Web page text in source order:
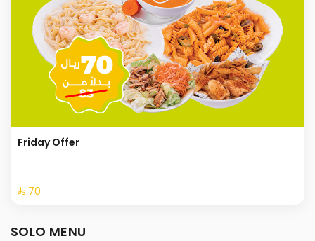
Friday Offer
⁨⁦‪‬ 70⁩
SOLO MENU